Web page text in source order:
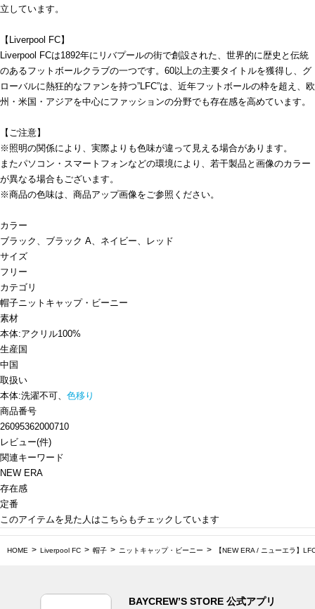
立しています。
【Liverpool FC】
Liverpool FCは1892年にリバプールの街で創設された、世界的に歴史と伝統
のあるフットボールクラブの一つです。60以上の主要タイトルを獲得し、グ
ローバルに熱狂的なファンを持つ”LFC”は、近年フットボールの枠を超え、欧
州・米国・アジアを中心にファッションの分野でも存在感を高めています。
【ご注意】
※照明の関係により、実際よりも色味が違って見える場合があります。
またパソコン・スマートフォンなどの環境により、若干製品と画像のカラー
が異なる場合もございます。
※商品の色味は、商品アップ画像をご参照ください。
カラー
ブラック、ブラック A、ネイビー、レッド
サイズ
フリー
カテゴリ
帽子ニットキャップ・ビーニー
素材
本体:アクリル100%
生産国
中国
取扱い
本体:洗濯不可、 色移り
商品番号
26095362000710
レビュー(件)
関連キーワード
NEW ERA
存在感
定番
このアイテムを見た人はこちらもチェックしています
HOME Liverpool FC 帽子 ニットキャップ・ビーニー 【NEW ERA / ニューエラ】
BAYCREW’S STORE 公式アプリ